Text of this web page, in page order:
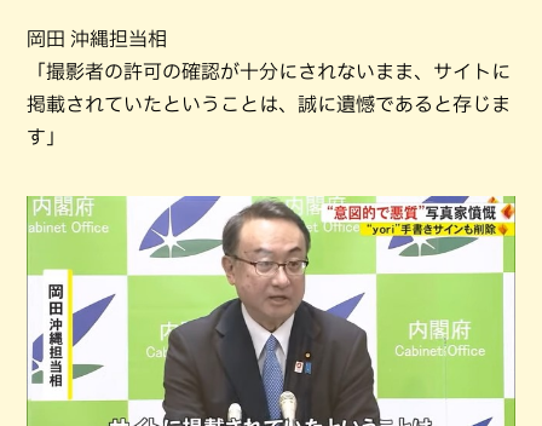
岡田 沖縄担当相
「撮影者の許可の確認が十分にされないまま、サイトに
掲載されていたということは、誠に遺憾であると存じま
す」